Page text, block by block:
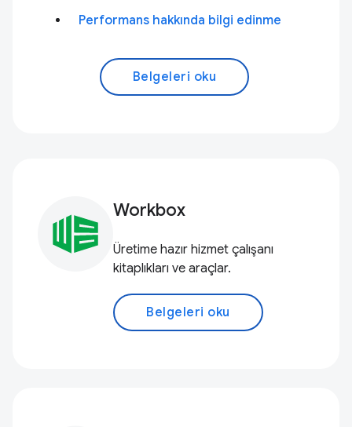
Performans hakkında bilgi edinme
Belgeleri oku
Workbox
Üretime hazır hizmet çalışanı
kitaplıkları ve araçlar.
Belgeleri oku